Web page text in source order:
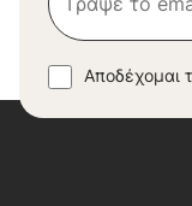
Αποδέχομαι